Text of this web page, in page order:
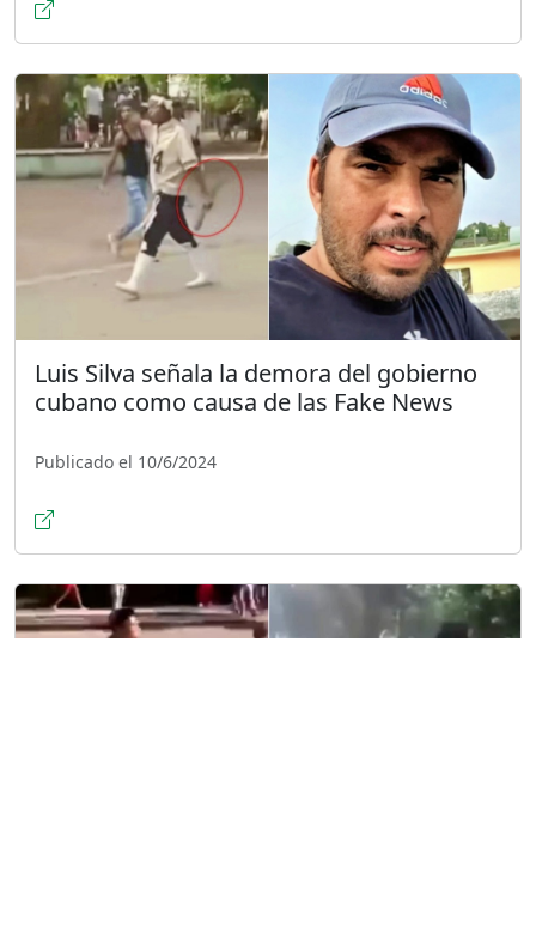
Luis Silva señala la demora del gobierno
cubano como causa de las Fake News
Publicado el 10/6/2024